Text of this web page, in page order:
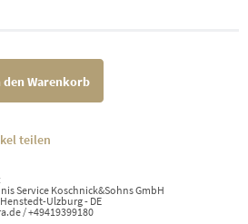
den Warenkorb
teilen
Service Koschnick&Sohns GmbH
Ulzburg - DE
/ +49419399180